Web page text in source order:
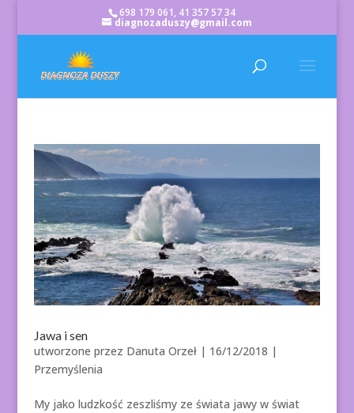
698 179 061, 41 357 57 34
diagnozaduszy@gmail.com
Jawa i sen
utworzone przez Danuta Orzeł| 16/12/2018 |
Przemyślenia
My jako ludzkość zeszliśmy ze świata jawy w świat